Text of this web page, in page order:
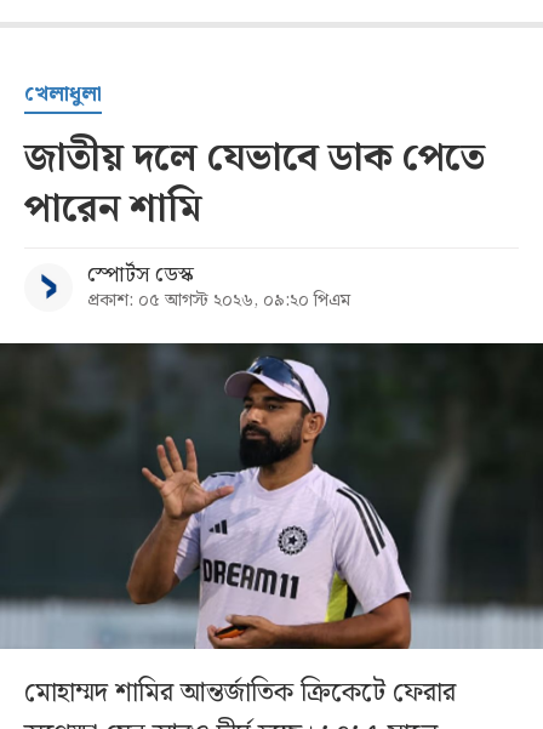
খেলাধুলা
জাতীয় দলে যেভাবে ডাক পেতে
পারেন শামি
স্পোর্টস ডেস্ক
প্রকাশ: ০৫ আগস্ট ২০২৬, ০৯:২০ পিএম
মোহাম্মদ শামির আন্তর্জাতিক ক্রিকেটে ফেরার